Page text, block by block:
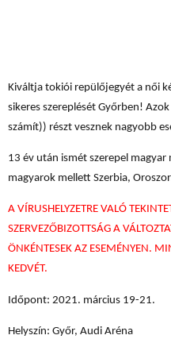
Kiváltja tokiói repülőjegyét a női
sikeres szereplését Győrben!
számít)) részt vesznek nagyobb
13 év után ismét szerepel
magyarok mellett Szerbia,
A VÍRUSHELYZETRE VALÓ
SZERVEZŐBIZOTTSÁG A
ÖNKÉNTESEK AZ ESEMÉNYEN.
KEDVÉT.
Időpont: 2021. március 19-21.
Helyszín: Győr, Audi Aréna